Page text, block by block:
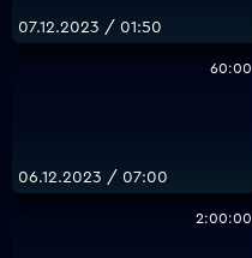
07.12.2023 / 01:50
60:00
06.12.2023 / 07:00
2:00:00